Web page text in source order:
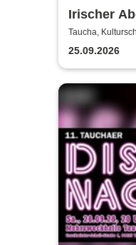
Irischer
Sober
& Whisky
Taucha,
Rittergutschloss
25.09.2026